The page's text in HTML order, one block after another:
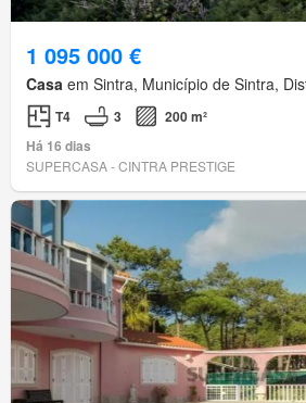
1 095 000 €
Casa em Sintra, Município de Sintra,
T4 3
200 m²
Há 16 dias
SUPERCASA - CINTRA PRESTIGE